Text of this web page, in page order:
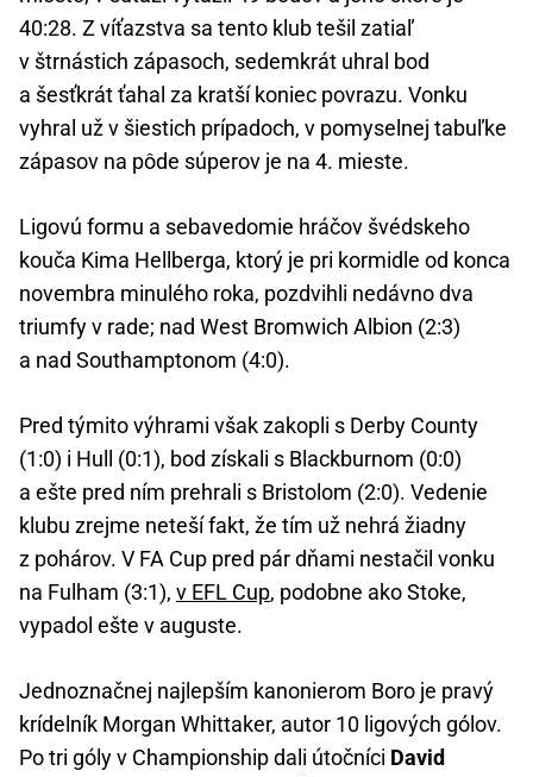
40:28. Z víťazstva sa tento klub tešil zatiaľ
v štrnástich zápasoch, sedemkrát uhral bod
a šesťkrát ťahal za kratší koniec povrazu. Vonku
vyhral už v šiestich prípadoch, v pomyselnej tabuľke
zápasov na pôde súperov je na 4. mieste.
Ligovú formu a sebavedomie hráčov švédskeho
kouča Kima Hellberga, ktorý je pri kormidle od konca
novembra minulého roka, pozdvihli nedávno dva
triumfy v rade; nad West Bromwich Albion (2:3)
a nad Southamptonom (4:0).
Pred týmito výhrami však zakopli s Derby County
(1:0) i Hull (0:1), bod získali s Blackburnom (0:0)
a ešte pred ním prehrali s Bristolom (2:0). Vedenie
klubu zrejme neteší fakt, že tím už nehrá žiadny
z pohárov. V FA Cup pred pár dňami nestačil vonku
na Fulham (3:1), v EFL Cup, podobne ako Stoke,
vypadol ešte v auguste.
Jednoznačnej najlepším kanonierom Boro je pravý
krídelník Morgan Whittaker, autor 10 ligových gólov.
Po tri góly v Championship dali útočníci David